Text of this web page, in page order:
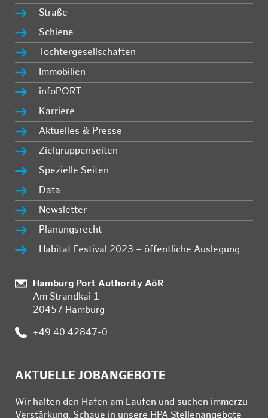
Straße
Schiene
Tochtergesellschaften
Immobilien
infoPORT
Karriere
Aktuelles & Presse
Zielgruppenseiten
Spezielle Seiten
Data
Newsletter
Planungsrecht
Habitat Festival 2023 – öffentliche Auslegung
Standort:
Hamburg Port Authority AöR
Am Strandkai 1
20457 Hamburg
Telefon:
+49 40 42847-0
AKTUELLE JOBANGEBOTE
Wir hal­ten den Ha­fen am Lau­fen und su­chen im­mer­zu
Ver­stär­kung. Schau­e in un­se­re HPA Stel­len­an­ge­bo­te